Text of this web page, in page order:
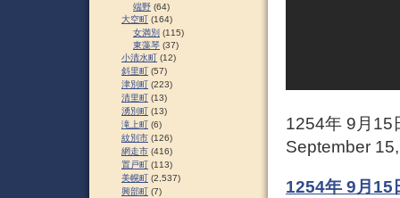
1254年 9月15
September
1254年 9月15
端野 (64)
大空町 (164)
女満別 (115)
東藻琴 (37)
小清水町 (12)
斜里町 (57)
津別町 (223)
清里町 (13)
湧別町 (13)
滝上町 (6)
紋別市 (126)
網走市 (416)
置戸町 (113)
美幌町 (2,537)
興部町 (7)